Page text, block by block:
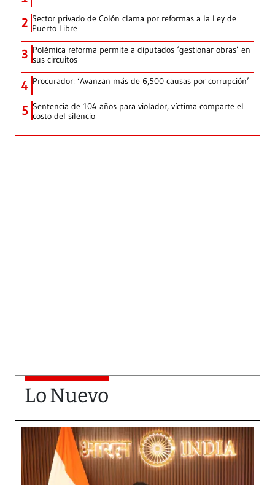
2 Sector privado de Colón clama por reformas a la Ley de
Puerto Libre
3 Polémica reforma permite a diputados ‘gestionar obras’ en
sus circuitos
4 Procurador: ‘Avanzan más de 6,500 causas por corrupción’
5 Sentencia de 104 años para violador, víctima comparte el
costo del silencio
Lo Nuevo